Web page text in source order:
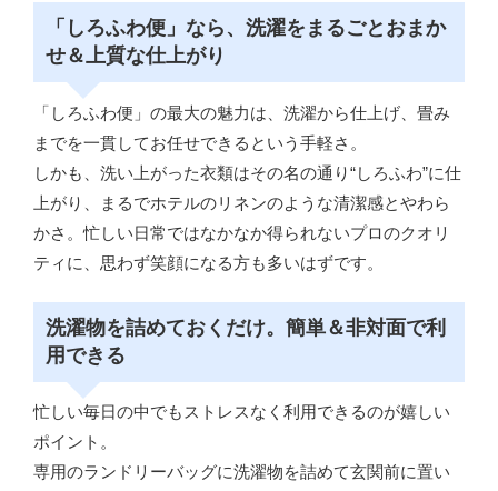
「しろふわ便」なら、洗濯をまるごとおまか
せ＆上質な仕上がり
「しろふわ便」の最大の魅力は、洗濯から仕上げ、畳み
までを一貫してお任せできるという手軽さ。
しかも、洗い上がった衣類はその名の通り“しろふわ”に仕
上がり、まるでホテルのリネンのような清潔感とやわら
かさ。忙しい日常ではなかなか得られないプロのクオリ
ティに、思わず笑顔になる方も多いはずです。
洗濯物を詰めておくだけ。簡単＆非対面で利
用できる
忙しい毎日の中でもストレスなく利用できるのが嬉しい
ポイント。
専用のランドリーバッグに洗濯物を詰めて玄関前に置い